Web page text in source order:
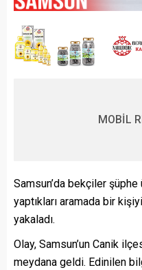
MOBİL
Samsun’da bekçiler
yaptıkları aramada bir
yakaladı.
Olay, Samsun’un Canik
meydana geldi. Edinilen